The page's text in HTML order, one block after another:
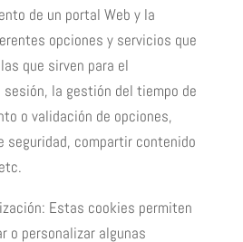
de un portal Web y la
opciones y servicios que
que sirven para el
la gestión del tiempo de
o validación de opciones,
seguridad, compartir contenido
Estas cookies permiten
o personalizar algunas